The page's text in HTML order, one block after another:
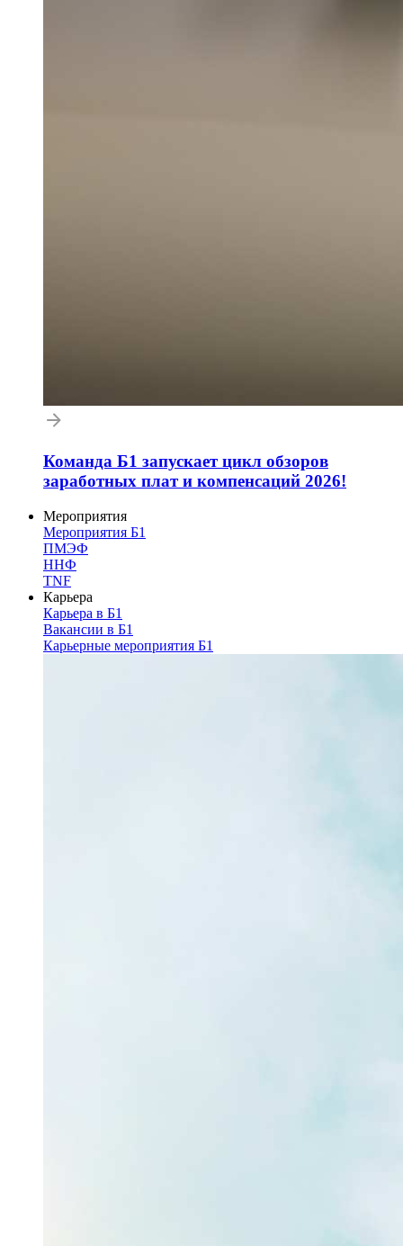
Команда Б1 запускает цикл обзоров
заработных плат и компенсаций 2026!
Мероприятия
Мероприятия Б1
ПМЭФ
ННФ
TNF
Карьера
Карьера в Б1
Вакансии в Б1
Карьерные мероприятия Б1